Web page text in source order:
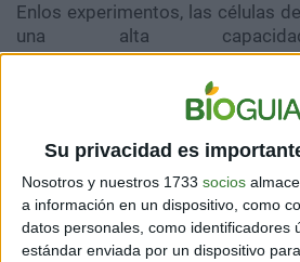
Su privacidad es
Nosotros y nuestros 1733 socios
a información en un dispositivo, como
datos personales, como identificadores
estándar enviada por un dispositivo
Enlos experimentos, las células
una alta
secundarios tóxicos y la
defármaco en tejidos sanos.
¿Qué enfermedades podrían